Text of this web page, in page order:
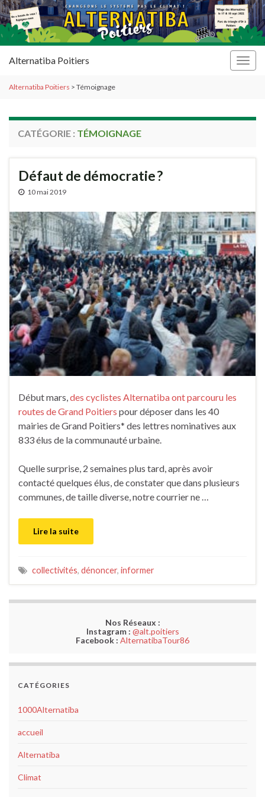
Alternatiba Poitiers
Alternatiba Poitiers > Témoignage
CATÉGORIE : TÉMOIGNAGE
Défaut de démocratie ?
10 mai 2019
Début mars,des cyclistes Alternatiba ont parcouru les
routes de Grand Poitiers pour déposer dans les 40
mairies de Grand Poitiers* des lettres nominatives aux
833 élus de la communauté urbaine.
Quelle surprise, 2 semaines plus tard, après avoir
contacté quelques élus, de constater que dans plusieurs
communes, de taille diverse, notre courrier ne …
Lire la suite
collectivités, dénoncer, informer
Nos Réseaux :
Instagram : @alt.poitiers
Facebook : AlternatibaTour86
CATÉGORIES
1000Alternatiba
accueil
Alternatiba
Climat